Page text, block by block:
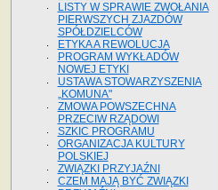
LISTY W SPRAWIE ZWOŁANIA
PIERWSZYCH ZJAZDÓW
SPÓŁDZIELCÓW
ETYKA A REWOLUCJA
PROGRAM WYKŁADÓW
NOWEJ ETYKI
USTAWA STOWARZYSZENIA
„KOMUNA"
ZMOWA POWSZECHNA
PRZECIW RZĄDOWI
SZKIC PROGRAMU
ORGANIZACJA KULTURY
POLSKIEJ
ZWIĄZKI PRZYJAŹNI
CZEM MAJĄ BYĆ ZWIĄZKI